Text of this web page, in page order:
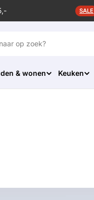
SALE
& wonen Keuken